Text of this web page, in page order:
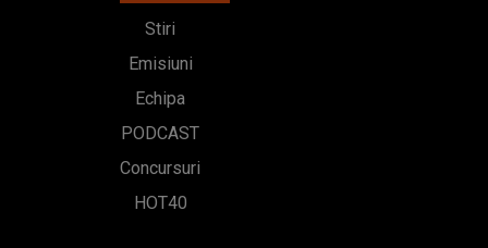
Stiri
Emisiuni
Echipa
PODCAST
Concursuri
HOT40